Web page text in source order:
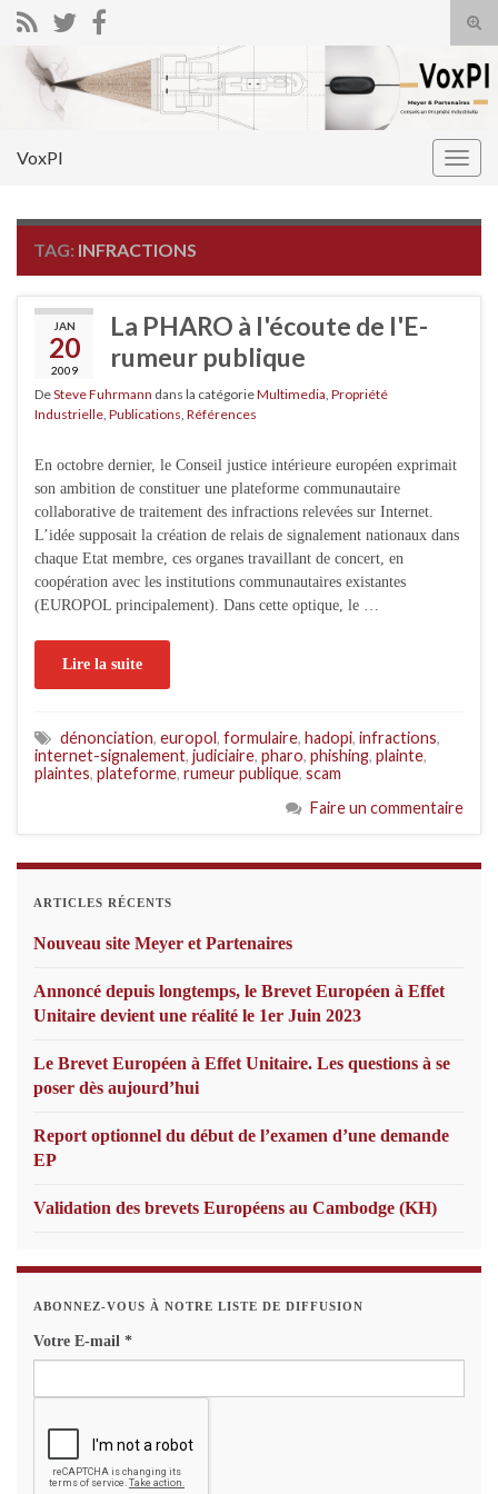
Search for:
VoxPI
TAG: INFRACTIONS
JAN
20
2009
La PHARO à l'écoute de l'E-
rumeur publique
DeSteve Fuhrmann dans la catégorieMultimedia Propriété
Industrielle Publications Références
En octobre dernier, le Conseil justice intérieure européen exprimait
son ambition de constituer une plateforme communautaire
collaborative de traitement des infractions relevées sur Internet.
L’idée supposait la création de relais de signalement nationaux dans
chaque Etat membre, ces organes travaillant de concert, en
coopération avec les institutions communautaires existantes
(EUROPOL principalement). Dans cette optique, le …
Lire la suite
dénonciation, europol, formulaire, hadopi, infractions,
internet-signalement, judiciaire, pharo, phishing, plainte,
plaintes, plateforme, rumeur publique, scam
Faire un commentaire
ARTICLES RÉCENTS
Nouveau site Meyer et Partenaires
Annoncé depuis longtemps, le Brevet Européen à Effet
Unitaire devient une réalité le 1er Juin 2023
Le Brevet Européen à Effet Unitaire. Les questions à se
poser dès aujourd’hui
Report optionnel du début de l’examen d’une demande
EP
Validation des brevets Européens au Cambodge (KH)
ABONNEZ-VOUS À NOTRE LISTE DE DIFFUSION
Votre E-mail *